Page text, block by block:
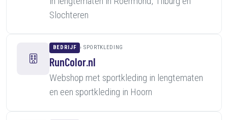
Slochteren
BEDRIJF SPORTKLEDING
RunColor.nl
Webshop met sportkleding in lengtematen
en een sportkleding in Hoorn